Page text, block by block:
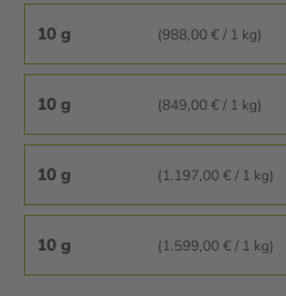
10 g (988,00 € / 1 kg)
10 g (849,00 € / 1 kg)
10 g (1.197,00 € / 1 kg)
10 g (1.599,00 € / 1 kg)